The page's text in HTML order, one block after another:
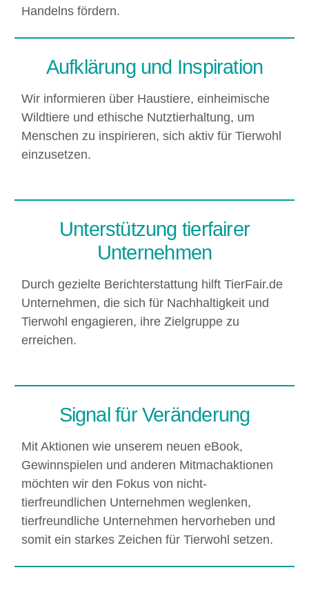
Handelns fördern.
Aufklärung und Inspiration
Wir informieren über Haustiere, einheimische
Wildtiere und ethische Nutztierhaltung, um
Menschen zu inspirieren, sich aktiv für Tierwohl
einzusetzen. ​
Unterstützung tierfairer
Unternehmen
Durch gezielte Berichterstattung hilft TierFair.de
Unternehmen, die sich für Nachhaltigkeit und
Tierwohl engagieren, ihre Zielgruppe zu
erreichen. ​
Signal für Veränderung
Mit Aktionen wie unserem neuen eBook,
Gewinnspielen und anderen Mitmachaktionen
möchten wir den Fokus von nicht-
tierfreundlichen Unternehmen weglenken,
tierfreundliche Unternehmen hervorheben und
somit ein starkes Zeichen für Tierwohl setzen.